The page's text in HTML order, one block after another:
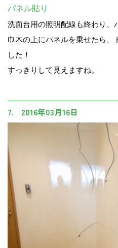
パネル貼り
洗面台用の照明配線も終わり、
巾木の上にパネルを乗せたら、
した！
すっきりして見えますね。
7. 2016年03月16日